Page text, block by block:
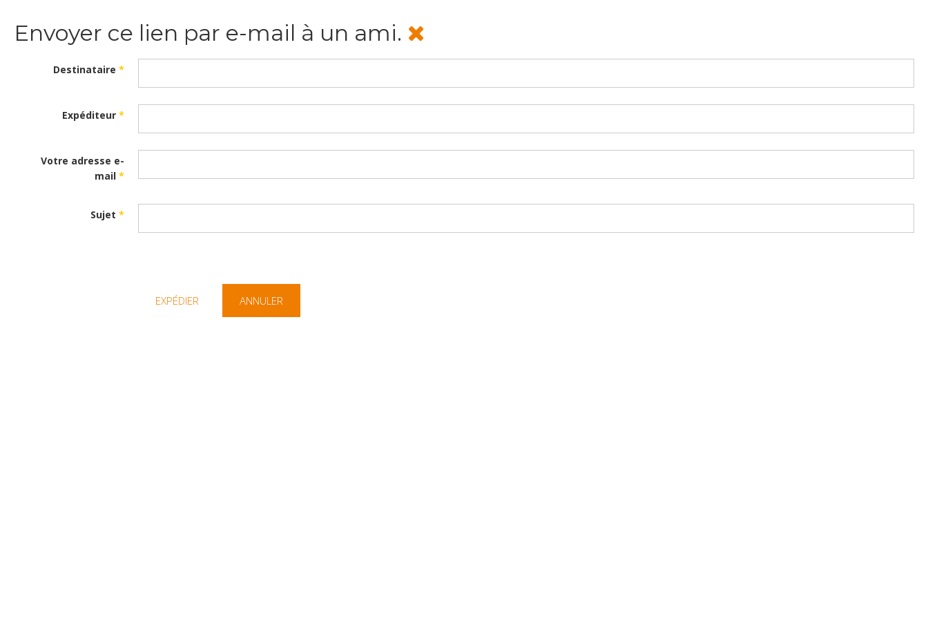
Envoyer ce lien par e-mail à un ami.
Destinataire *
Expéditeur *
Votre adresse e-
mail *
Sujet *
EXPÉDIER ANNULER